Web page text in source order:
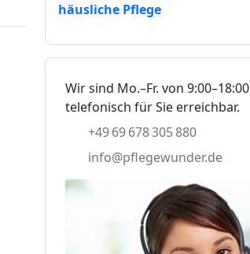
häusliche Pflege
Wir sind Mo.–Fr. von 9:00–18:00
telefonisch für Sie erreichbar.
+49 69 678 305 880
info@pflegewunder.de